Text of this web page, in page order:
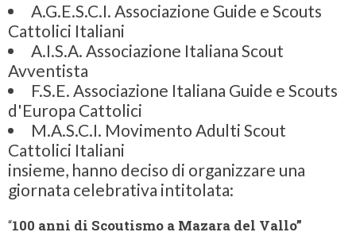
A.G.E.S.C.I. Associazione Guide e Scouts
Cattolici Italiani
A.I.S.A. Associazione Italiana Scout
Avventista
F.S.E. Associazione Italiana Guide e Scouts
d'Europa Cattolici
M.A.S.C.I. Movimento Adulti Scout
Cattolici Italiani
insieme, hanno deciso di organizzare una
giornata celebrativa intitolata:
“100 anni di Scoutismo a Mazara del Vallo”